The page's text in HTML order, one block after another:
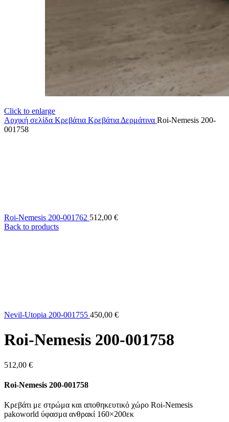
Click to enlarge
Αρχική σελίδα Κρεβάτια Κρεβάτια Δερμάτινα Roi-Nemesis 200-
001758
Roi-Nemesis 200-001762 512,00 €
Back to products
Nevil-Utopia 200-001755 450,00 €
Roi-Nemesis 200-001758
512,00 €
Roi-Nemesis 200-001758
Κρεβάτι με στρώμα και αποθηκευτικό χώρο Roi-Nemesis
pakoworld ύφασμα ανθρακί 160×200εκ